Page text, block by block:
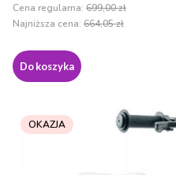
Cena regularna: 699,00 zł
Najniższa cena: 664,05 zł
Do koszyka
OKAZJA